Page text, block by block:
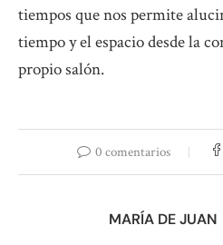
tiempos que nos permite
tiempo y el espacio desde la
propio salón.
0 comentarios
MARÍA DE JUAN